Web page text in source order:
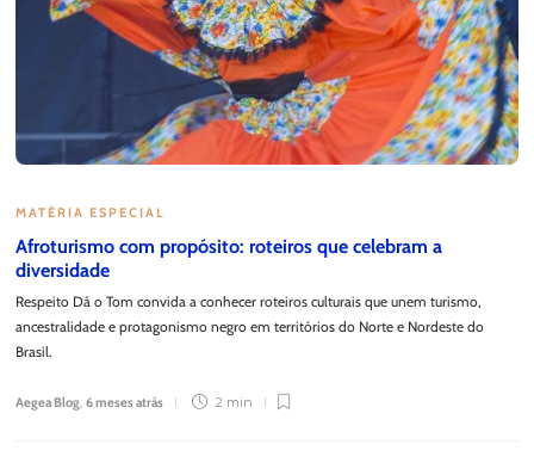
MATÉRIA ESPECIAL
Afroturismo com propósito: roteiros que celebram a
diversidade
Respeito Dá o Tom convida a conhecer roteiros culturais que unem turismo,
ancestralidade e protagonismo negro em territórios do Norte e Nordeste do
Brasil.
Aegea Blog,6 meses atrás 2 min